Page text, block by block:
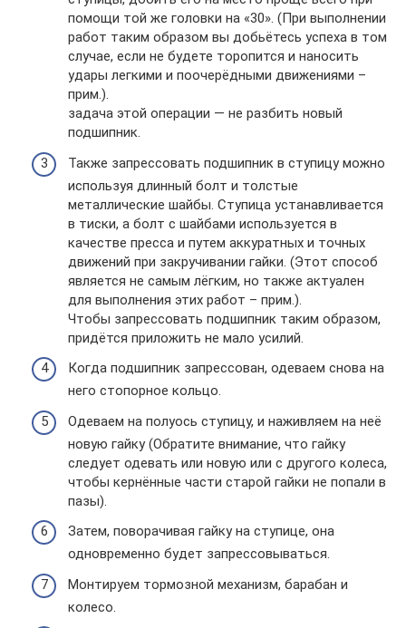
помощи той же головки на «30». (При выполнении
работ таким образом вы добьётесь успеха в том
случае, если не будете торопится и наносить
удары легкими и поочерёдными движениями –
прим.).
задача этой операции — не разбить новый
подшипник.
Также запрессовать подшипник в ступицу можно
используя длинный болт и толстые
металлические шайбы. Ступица устанавливается
в тиски, а болт с шайбами используется в
качестве пресса и путем аккуратных и точных
движений при закручивании гайки. (Этот способ
является не самым лёгким, но также актуален
для выполнения этих работ – прим.).
Чтобы запрессовать подшипник таким образом,
придётся приложить не мало усилий.
Когда подшипник запрессован, одеваем снова на
него стопорное кольцо.
Одеваем на полуось ступицу, и наживляем на неё
новую гайку (Обратите внимание, что гайку
следует одевать или новую или с другого колеса,
чтобы кернённые части старой гайки не попали в
пазы).
Затем, поворачивая гайку на ступице, она
одновременно будет запрессовываться.
Монтируем тормозной механизм, барабан и
колесо.